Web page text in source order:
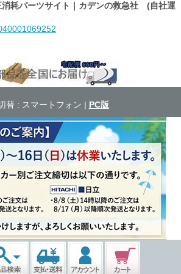
消耗パーツサイト｜カデンの救急社 (自社運
替 : スマートフォン | PC版